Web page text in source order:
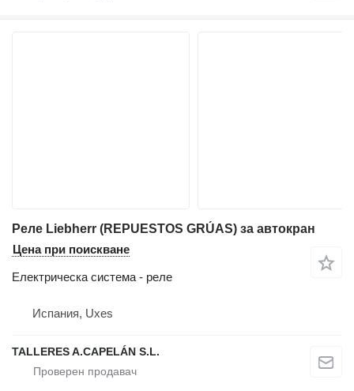
Реле Liebherr (REPUESTOS GRÚAS) за автокран
Цена при поискване
Електрическа система - реле
Испания, Uxes
TALLERES A.CAPELÁN S.L.